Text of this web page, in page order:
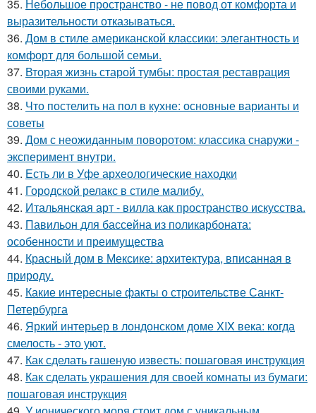
35. Небольшое пространство - не повод от комфорта и
выразительности отказываться.
36. Дом в стиле американской классики: элегантность и
комфорт для большой семьи.
37. Вторая жизнь старой тумбы: простая реставрация
своими руками.
38. Что постелить на пол в кухне: основные варианты и
советы
39. Дом с неожиданным поворотом: классика снаружи -
эксперимент внутри.
40. Есть ли в Уфе археологические находки
41. Городской релакс в стиле малибу.
42. Итальянская арт - вилла как пространство искусства.
43. Павильон для бассейна из поликарбоната:
особенности и преимущества
44. Красный дом в Мексике: архитектура, вписанная в
природу.
45. Какие интересные факты о строительстве Санкт-
Петербурга
46. Яркий интерьер в лондонском доме XIX века: когда
смелость - это уют.
47. Как сделать гашеную известь: пошаговая инструкция
48. Как сделать украшения для своей комнаты из бумаги:
пошаговая инструкция